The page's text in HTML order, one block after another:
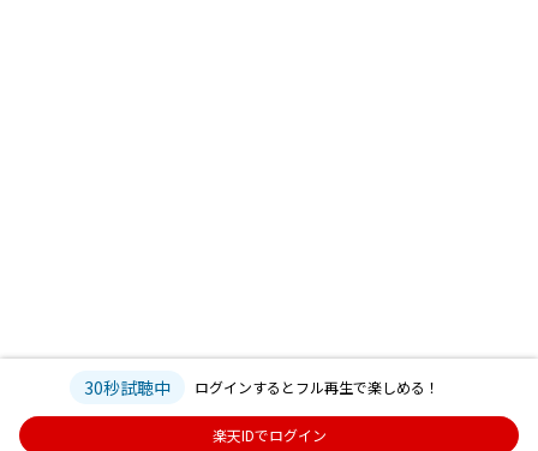
30秒試聴中 ログインするとフル再生で楽しめる！
楽天IDでログイン